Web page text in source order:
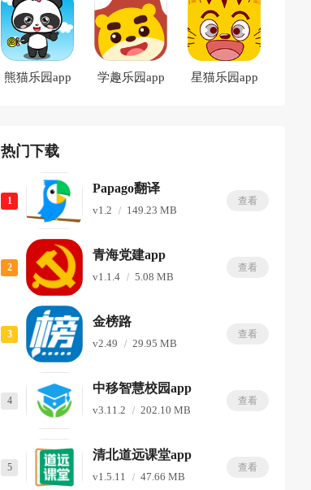
熊猫乐园app 学趣乐园app 星猫乐园app
热门下载
1 查看
Papago翻译
v1.2 149.23 MB
2 查看
青海党建app
v1.1.4 5.08 MB
3 查看
金榜路
v2.49 29.95 MB
4 查看
中移智慧校园app
v3.11.2 202.10 MB
5 查看
清北道远课堂app
v1.5.11 47.66 MB